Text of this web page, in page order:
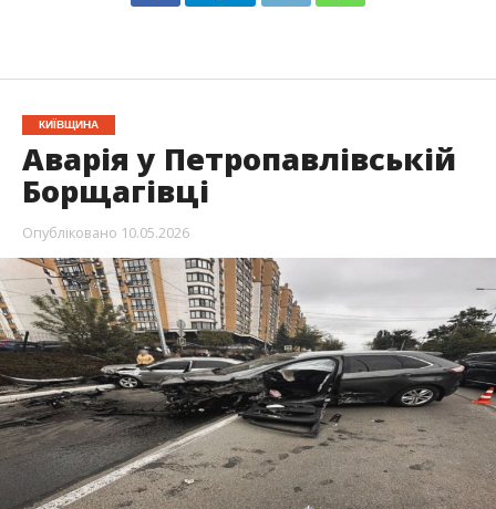
КИЇВЩИНА
Аварія у Петропавлівській
Борщагівці
Опубліковано 10.05.2026